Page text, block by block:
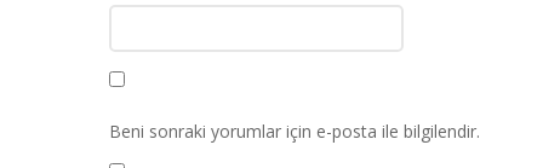
Beni sonraki yorumlar için e-posta ile bilgilendir.